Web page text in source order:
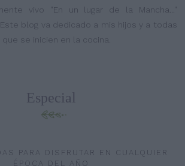
vivo "En un lugar de la Mancha..."
blog va dedicado a mis hijos y a todas
se inicien en la cocina.
Especial
PARA DISFRUTAR EN CUALQUIER
ÉPOCA DEL AÑO